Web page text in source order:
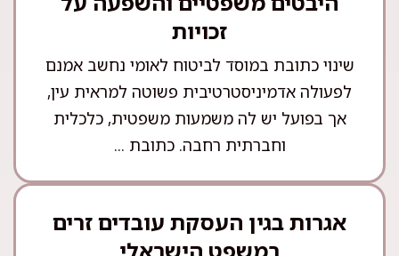
זכויות
שינוי כתובת במוסד לביטוח לאומי נחשב אמנם
לפעולה אדמיניסטרטיבית פשוטה למראית עין,
אך בפועל יש לה משמעות משפטית, כלכלית
וחברתית רחבה. כתובת ...
אגרות בגין העסקת עובדים זרים
במשפט הישראלי